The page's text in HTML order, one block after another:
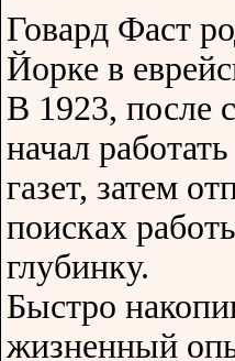
Говард Фаст
Йорке в
В 1923, после
начал
газет, затем
поисках
глубинку.
Быстро
жизненный